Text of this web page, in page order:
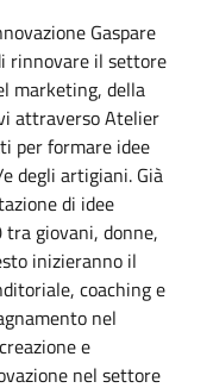
Gaspare
rinnovare il settore
marketing, della
attraverso Atelier
per formare idee
degli artigiani. Già
di idee
giovani, donne,
inizieranno il
coaching e
nel
e
nel settore